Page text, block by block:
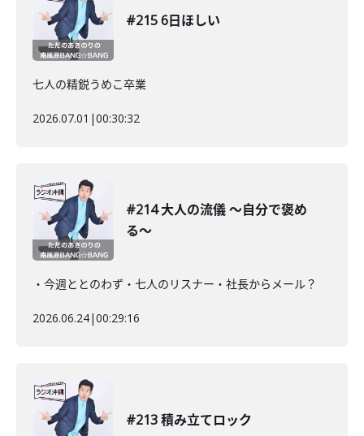
#215 6日ほしい
七人の精鋭うめこ卒業
2026.07.01 |00:30:32
#214 大人の流儀 〜自分で褒め
る〜
・今週ととのわず・七人のリスナー・社長からメール？
2026.06.24|00:29:16
#213 積み立てロック